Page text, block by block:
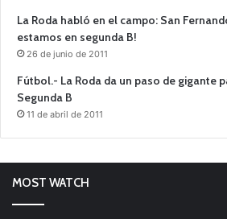
La Roda habló en el campo: San
estamos en segunda B!
26 de junio de 2011
Fútbol.- La Roda da un paso de gigante
Segunda B
11 de abril de 2011
MOST WATCH